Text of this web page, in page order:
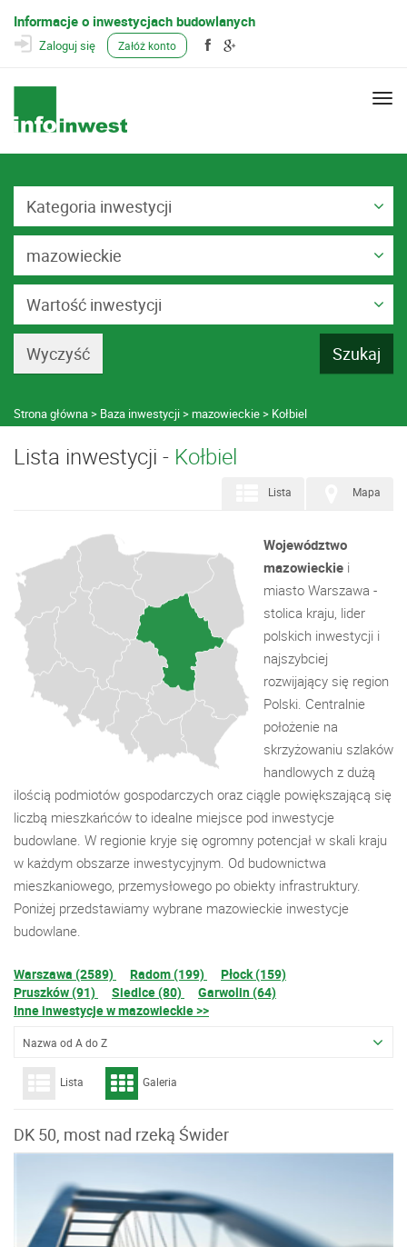
Informacje o inwestycjach budowlanych
Zaloguj się Załóż konto
Kategoria inwestycji
mazowieckie
Wartość inwestycji
Strona główna Baza inwestycji mazowieckie Kołbiel
Lista inwestycji - Kołbiel
Mapa
Lista
Województwo
mazowieckie i
miasto Warszawa -
stolica kraju, lider
polskich inwestycji i
najszybciej
rozwijający się region
Polski. Centralnie
położenie na
skrzyżowaniu szlaków
handlowych z dużą
ilością podmiotów gospodarczych oraz ciągle powiększającą się
liczbą mieszkańców to idealne miejsce pod inwestycje
budowlane. W regionie kryje się ogromny potencjał w skali kraju
w każdym obszarze inwestycyjnym. Od budownictwa
mieszkaniowego, przemysłowego po obiekty infrastruktury.
Poniżej przedstawiamy wybrane mazowieckie inwestycje
budowlane.
Warszawa (2589) Radom (199)
Płock (159)
Pruszków (91)
Siedlce (80)
Garwolin (64)
Inne inwestycje w mazowieckie >>
Nazwa od A do Z
Lista Galeria
DK 50, most nad rzeką Świder